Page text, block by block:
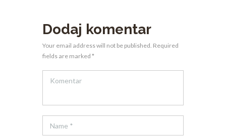
Dodaj komentar
Your email address will not be published. Required
fields are marked *